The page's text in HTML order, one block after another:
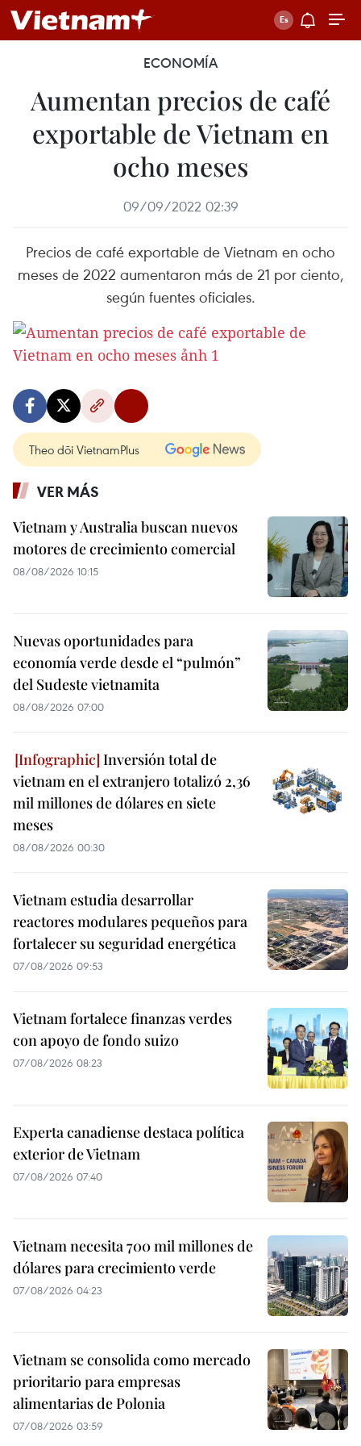
ECONOMÍA
Aumentan precios de café
exportable de Vietnam en
ocho meses
09/09/2022 02:39
Precios de café exportable de Vietnam en ocho
meses de 2022 aumentaron más de 21 por ciento,
según fuentes oficiales.
Theo dõi VietnamPlus
VER MÁS
Vietnam y Australia buscan nuevos
motores de crecimiento comercial
08/08/2026 10:15
Nuevas oportunidades para
economía verde desde el “pulmón”
del Sudeste vietnamita
08/08/2026 07:00
Inversión total de
vietnam en el extranjero totalizó 2,36
mil millones de dólares en siete
meses
08/08/2026 00:30
Vietnam estudia desarrollar
reactores modulares pequeños para
fortalecer su seguridad energética
07/08/2026 09:53
Vietnam fortalece finanzas verdes
con apoyo de fondo suizo
07/08/2026 08:23
Experta canadiense destaca política
exterior de Vietnam
07/08/2026 07:40
Vietnam necesita 700 mil millones de
dólares para crecimiento verde
07/08/2026 04:23
Vietnam se consolida como mercado
prioritario para empresas
alimentarias de Polonia
07/08/2026 03:59